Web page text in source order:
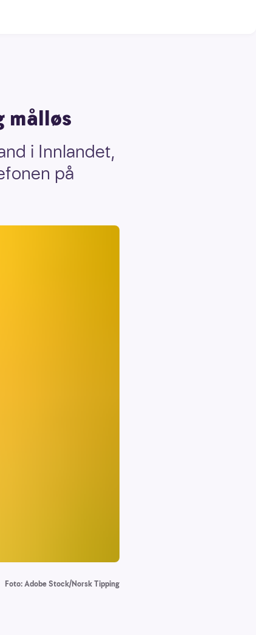
målløs
i Innlandet,
på
Foto: Adobe Stock/Norsk Tipping